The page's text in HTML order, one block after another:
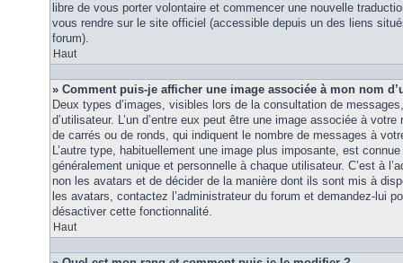
libre de vous porter volontaire et commencer une nouvelle
vous rendre sur le site officiel (accessible depuis un des liens
forum).
Haut
» Comment puis-je afficher une image associée à mon nom
Deux types d’images, visibles lors de la consultation de
d’utilisateur. L’un d’entre eux peut être une image associée à
de carrés ou de ronds, qui indiquent le nombre de messages à
L’autre type, habituellement une image plus imposante, est
généralement unique et personnelle à chaque utilisateur. C’est à
non les avatars et de décider de la manière dont ils sont mis à
les avatars, contactez l’administrateur du forum et demandez-lui
désactiver cette fonctionnalité.
Haut